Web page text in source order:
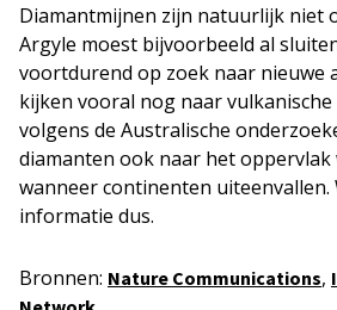
Diamantmijnen zijn natuurlijk niet
Argyle moest bijvoorbeeld al
voortdurend op zoek naar nieuwe
kijken vooral nog naar
volgens de Australische
diamanten ook naar het
wanneer continenten uiteenvallen.
informatie dus.
Bronnen: Nature Communications,